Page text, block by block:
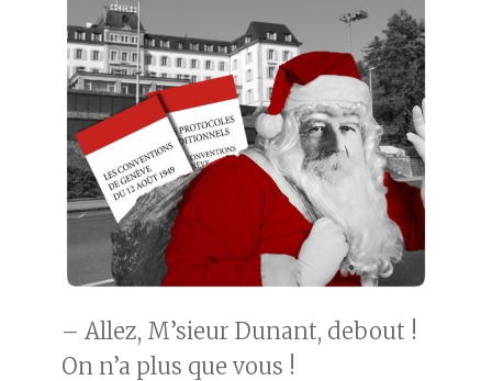
– Allez, M’sieur Dunant, debout !
On n’a plus que vous !